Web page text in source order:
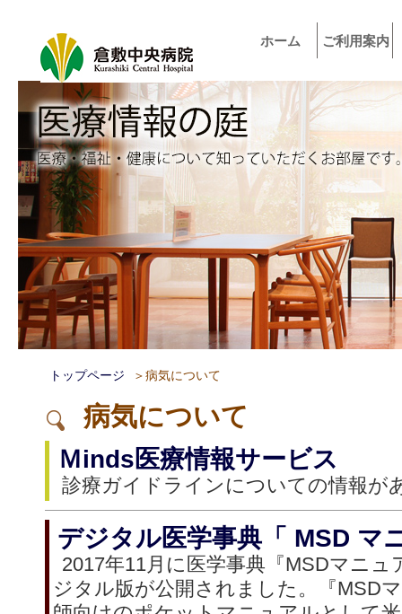
ホーム ご利用案内
トップページ ＞病気について
病気について
Ｍinds医療情報サービス
診療ガイドラインについての情報が
デジタル医学事典「 MSD マ
2017年11月に医学事典『MSDマニ
ジタル版が公開されました。『MSD